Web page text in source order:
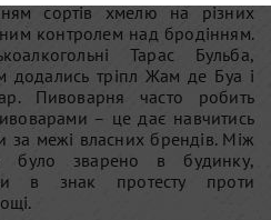
сортів хмелю на різних
контролем над бродінням.
Тарас Бульба,
додались тріпл Жам де Буа і
Пивоварня часто робить
– це дає навчитись
за межі власних брендів. Між
було зварено в будинку,
в знак протесту проти